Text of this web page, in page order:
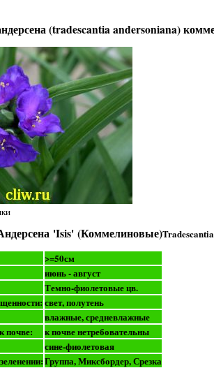
(tradescantia andersoniana)
'Isis' (Коммелиновые)
>=50см
июнь - август
Темно-фиолетовые цв.
свет, полутень
влажные, средневлажные
почве:
к почве нетребовательны
сине-фиолетовая
Группа, Миксбордер, Срезка